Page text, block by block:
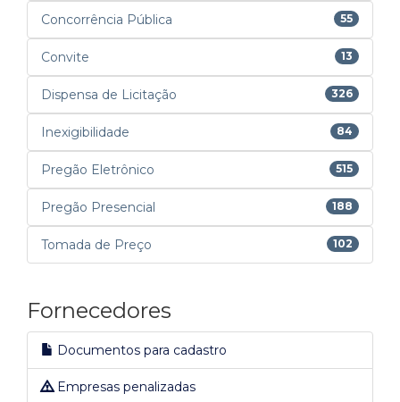
Concorrência Pública 55
Convite 13
Dispensa de Licitação 326
Inexigibilidade 84
Pregão Eletrônico 515
Pregão Presencial 188
Tomada de Preço 102
Fornecedores
Documentos para cadastro
Empresas penalizadas